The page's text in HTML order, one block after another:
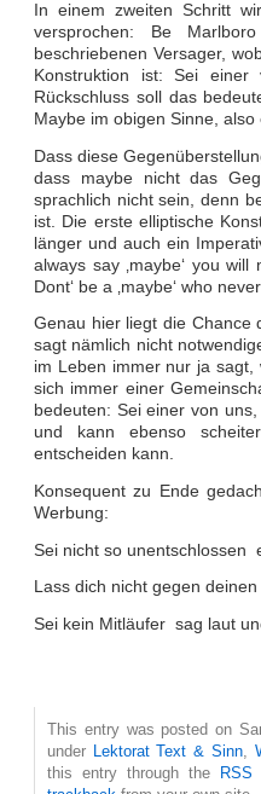
In einem zweiten Schritt
versprochen: Be
beschriebenen Versager,
Konstruktion ist: Sei
Rückschluss soll das
Maybe im obigen Sinne,
Dass diese
dass maybe nicht das
sprachlich nicht sein, denn
ist. Die erste elliptische
länger und auch ein
always say ‚maybe‘ you will
Dont‘ be a ‚maybe‘ who
Genau hier liegt die Chance
sagt nämlich nicht
im Leben immer nur ja
sich immer einer
bedeuten: Sei einer von
und kann ebenso
entscheiden kann.
Konsequent zu Ende
Werbung:
Sei nicht so unentschlossen 
Lass dich nicht gegen
Sei kein Mitläufer  sag laut
This entry was posted on
under Lektorat Text & Sinn,
this entry through the
RSS